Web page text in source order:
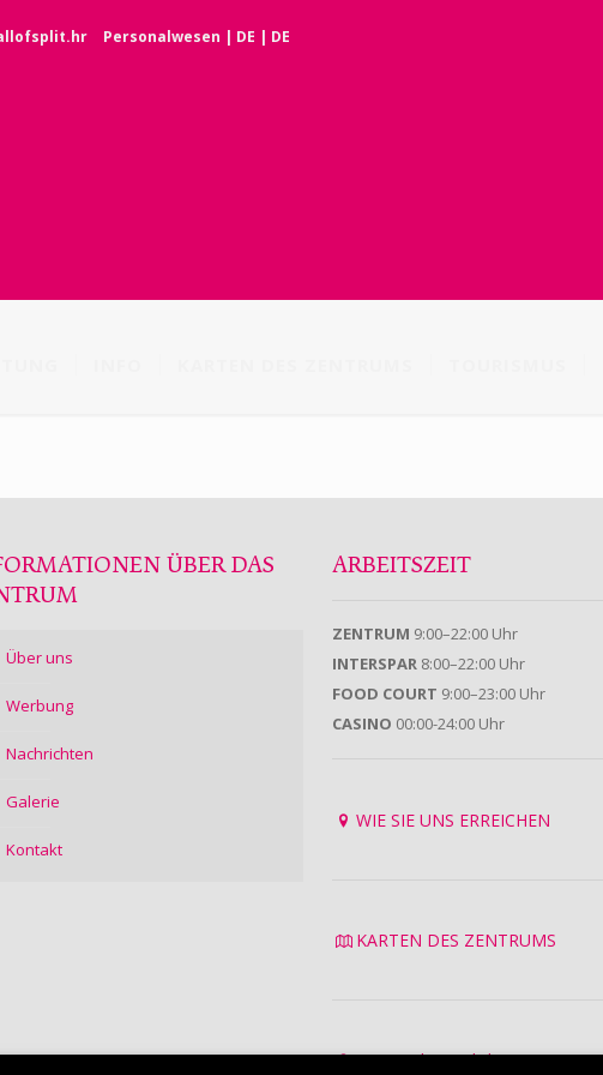
Personalwesen | DE | DE
ÜBER DAS
Über uns
Werbung
Nachrichten
Galerie
Kontakt
ARBEITSZEIT
ZENTRUM 9:00–22:00 Uhr
INTERSPAR 8:00–22:00 Uhr
FOOD COURT 9:00–23:00 Uhr
CASINO 00:00-24:00 Uhr
WIE SIE UNS ERREICHEN
KARTEN DES ZENTRUMS
Datenschutzrichtlinie